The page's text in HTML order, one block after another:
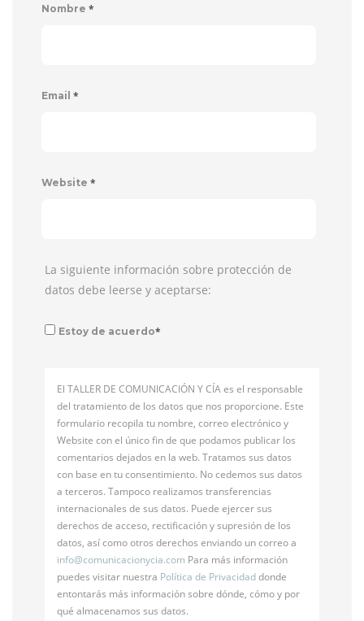
Nombre *
Email *
Website *
La siguiente información sobre protección de
datos debe leerse y aceptarse:
Estoy de acuerdo*
El TALLER DE COMUNICACIÓN Y CÍA es el responsable
del tratamiento de los datos que nos proporcione. Este
formulario recopila tu nombre, correo electrónico y
Website con el único fin de que podamos publicar los
comentarios dejados en la web. Tratamos sus datos
con base en tu consentimiento. No cedemos sus datos
a terceros. Tampoco realizamos transferencias
internacionales de sus datos. Puede ejercer sus
derechos de acceso, rectificación y supresión de los
datos, así como otros derechos enviando un correo a
info@comunicacionycia.com Para más información
puedes visitar nuestra Política de Privacidaddonde
entontarás más información sobre dónde, cómo y por
qué almacenamos sus datos.